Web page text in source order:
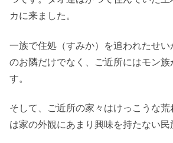
カに来ました。
一族で住処（すみか）を追われたせ
のお隣だけでなく、ご近所にはモン族
す。
そして、ご近所の家々はけっこうな
は家の外観にあまり興味を持たない民